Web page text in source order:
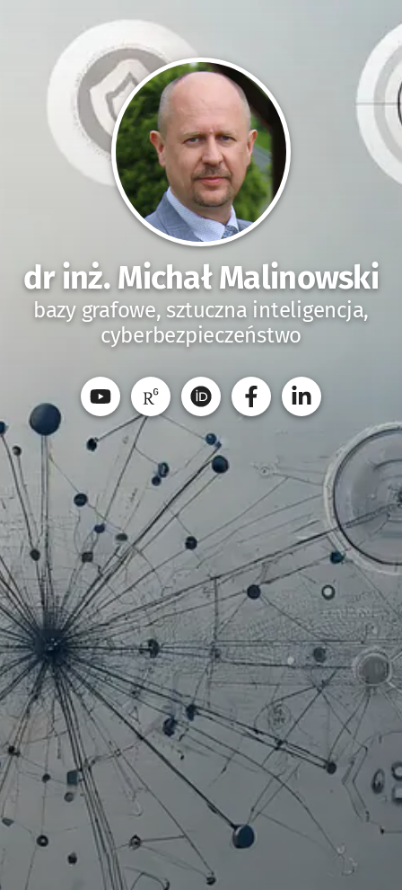
dr inż. Michał Malinowski
bazy grafowe, sztuczna inteligencja,
cyberbezpieczeństwo